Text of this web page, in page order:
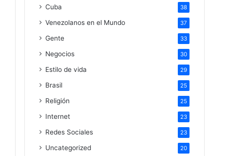
Cuba 38
Venezolanos en el Mundo 37
Gente 33
Negocios 30
Estilo de vida 29
Brasil 25
Religión 25
Internet 23
Redes Sociales 23
Uncategorized 20